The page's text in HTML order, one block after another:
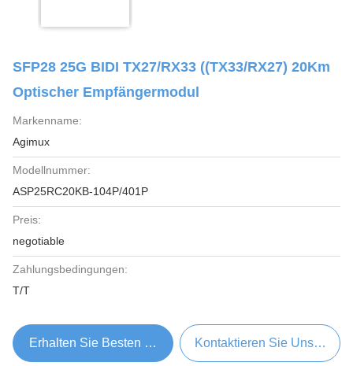
SFP28 25G BIDI TX27/RX33 ((TX33/RX27) 20Km
Optischer Empfängermodul
Markenname:
Agimux
Modellnummer:
ASP25RC20KB-104P/401P
Preis:
negotiable
Zahlungsbedingungen:
T/T
Erhalten Sie Besten Preis Kontaktieren Sie Uns Jetzt